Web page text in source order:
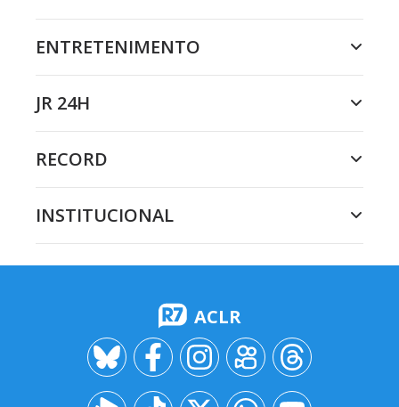
ENTRETENIMENTO
JR 24H
RECORD
INSTITUCIONAL
ACLR